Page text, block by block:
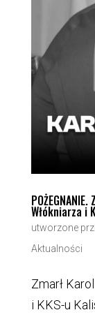
Włókniarza i
utworzone
Aktualności
Zmarł
i KKS-u